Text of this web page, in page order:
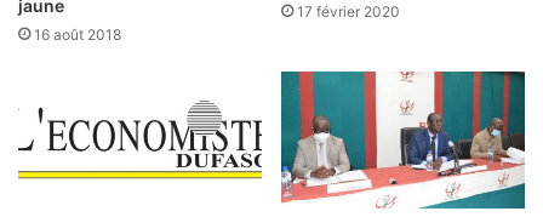
s
e
l
jaune
16 août 2018
17 février 2020